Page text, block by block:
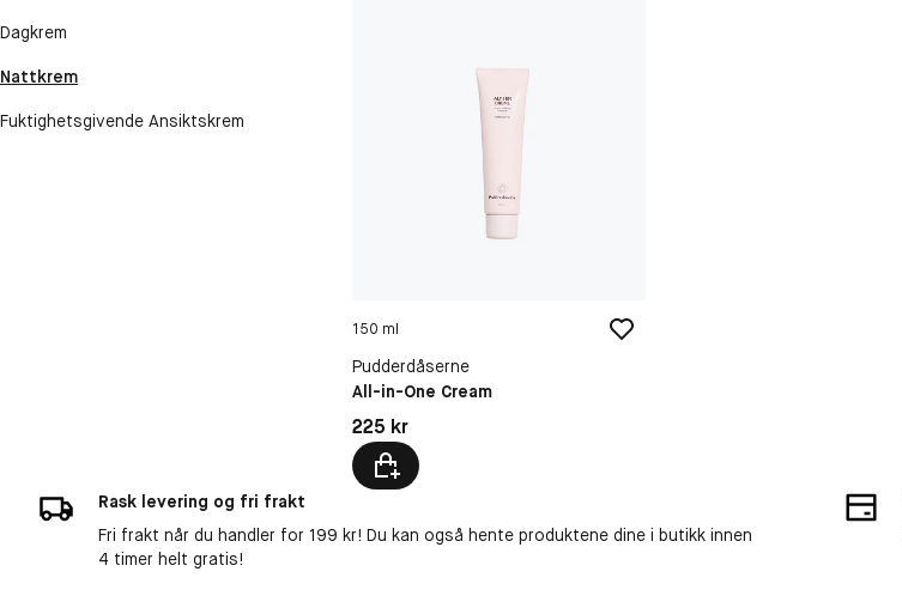
Dagkrem
Nattkrem
Fuktighetsgivende Ansiktskrem
150 ml
Pudderdåserne
All-in-One Cream
Pris: 225 kr
225 kr
Rask levering og fri frakt
Fri frakt når du handler for 199 kr! Du kan også hente produktene dine i butikk innen
4 timer helt gratis!